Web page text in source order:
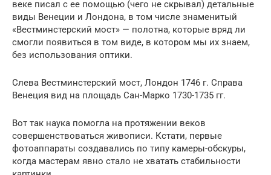
веке писал с ее помощью (чего не скрывал) детальные
виды Венеции и Лондона, в том числе знаменитый
«Вестминстерский мост» — полотна, которые вряд ли
смогли появиться в том виде, в котором мы их знаем,
без использования оптики.
Слева Вестминстерский мост, Лондон 1746 г. Справа
Венеция вид на площадь Сан-Марко 1730-1735 гг.
Вот так наука помогла на протяжении веков
совершенствоваться живописи. Кстати, первые
фотоаппараты создавались по типу камеры-обскуры,
когда мастерам явно стало не хватать стабильности